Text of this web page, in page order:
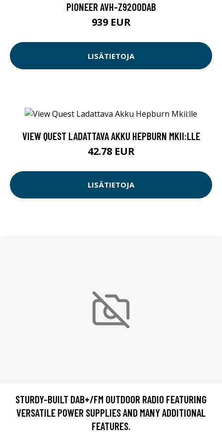
PIONEER AVH-Z9200DAB
939 EUR
LISÄTIETOJA
VIEW QUEST LADATTAVA AKKU HEPBURN MKII:LLE
42.78 EUR
LISÄTIETOJA
STURDY-BUILT DAB+/FM OUTDOOR RADIO FEATURING
VERSATILE POWER SUPPLIES AND MANY ADDITIONAL
FEATURES.